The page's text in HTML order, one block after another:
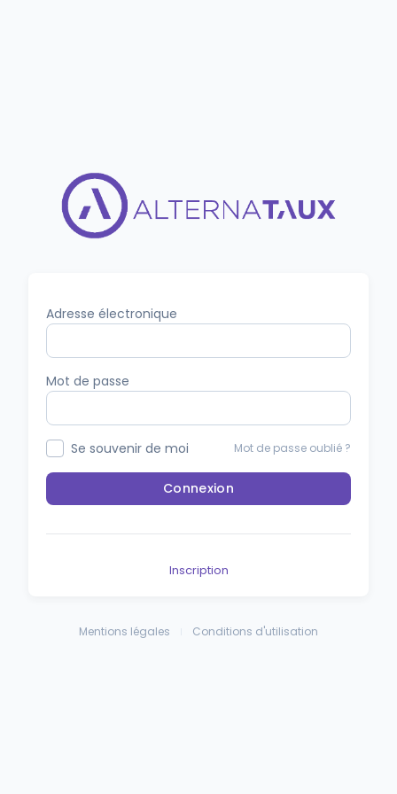
Adresse électronique
Mot de passe
Se souvenir de moi Mot de passe oublié ?
Connexion
Inscription
Mentions légales Conditions d'utilisation